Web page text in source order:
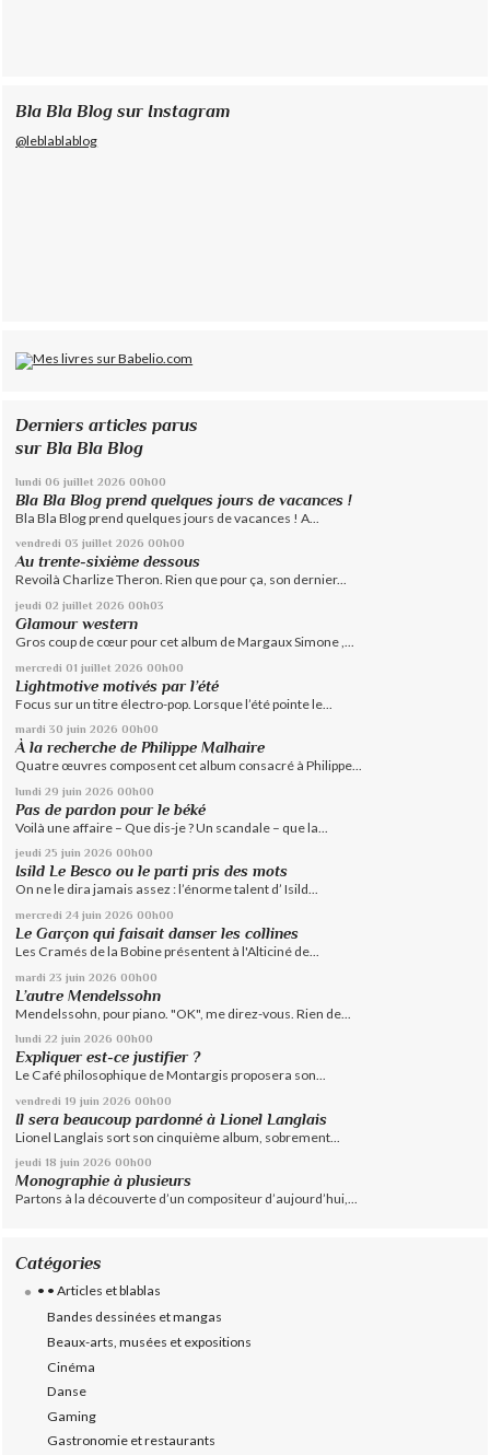
Bla Bla Blog sur Instagram
@leblablablog
Derniers articles parus
sur Bla Bla Blog
lundi 06 juillet 2026 00h00
Bla Bla Blog prend quelques jours de vacances !
Bla Bla Blog prend quelques jours de vacances ! A...
vendredi 03 juillet 2026 00h00
Au trente-sixième dessous
Revoilà Charlize Theron. Rien que pour ça, son dernier...
jeudi 02 juillet 2026 00h03
Glamour western
Gros coup de cœur pour cet album de Margaux Simone ,...
mercredi 01 juillet 2026 00h00
Lightmotive motivés par l’été
Focus sur un titre électro-pop. Lorsque l’été pointe le...
mardi 30 juin 2026 00h00
À la recherche de Philippe Malhaire
Quatre œuvres composent cet album consacré à Philippe...
lundi 29 juin 2026 00h00
Pas de pardon pour le béké
Voilà une affaire – Que dis-je ? Un scandale – que la...
jeudi 25 juin 2026 00h00
Isild Le Besco ou le parti pris des mots
On ne le dira jamais assez : l’énorme talent d’ Isild...
mercredi 24 juin 2026 00h00
Le Garçon qui faisait danser les collines
Les Cramés de la Bobine présentent à l'Alticiné de...
mardi 23 juin 2026 00h00
L’autre Mendelssohn
Mendelssohn, pour piano. "OK", me direz-vous. Rien de...
lundi 22 juin 2026 00h00
Expliquer est-ce justifier ?
Le Café philosophique de Montargis proposera son...
vendredi 19 juin 2026 00h00
Il sera beaucoup pardonné à Lionel Langlais
Lionel Langlais sort son cinquième album, sobrement...
jeudi 18 juin 2026 00h00
Monographie à plusieurs
Partons à la découverte d’un compositeur d’aujourd’hui,...
Catégories
• • Articles et blablas
Bandes dessinées et mangas
Beaux-arts, musées et expositions
Cinéma
Danse
Gaming
Gastronomie et restaurants